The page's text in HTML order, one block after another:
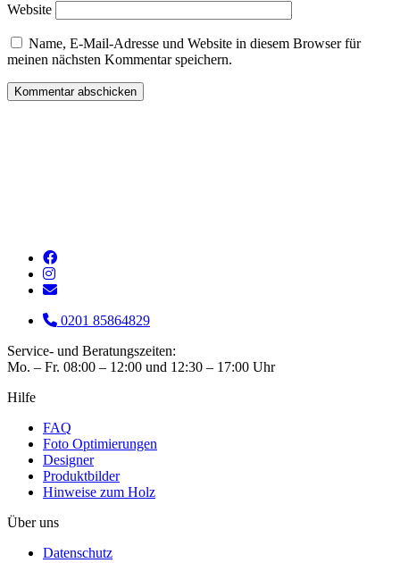
Website
Name, E-Mail-Adresse und Website in diesem Browser für
meinen nächsten Kommentar speichern.
0201 85864829
Service- und Beratungszeiten:
Mo. – Fr. 08:00 – 12:00 und 12:30 – 17:00 Uhr
Hilfe
FAQ
Foto Optimierungen
Designer
Produktbilder
Hinweise zum Holz
Über uns
Datenschutz